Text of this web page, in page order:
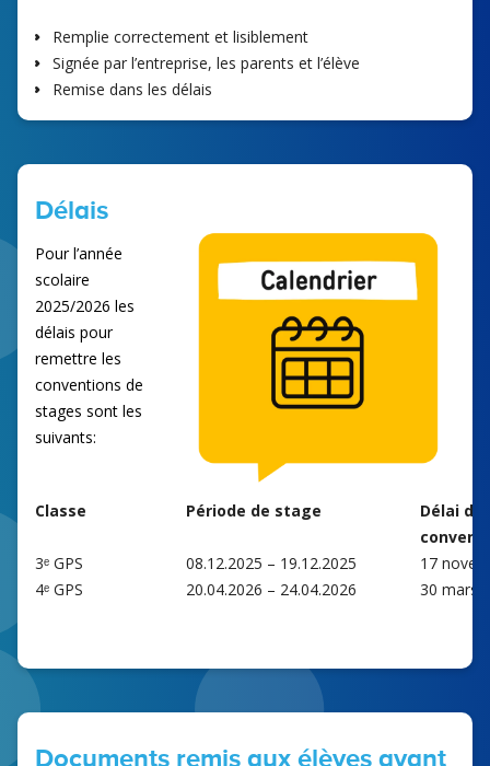
Remplie correctement et lisiblement
Signée par l’entreprise, les parents et l’élève
Remise dans les délais
Délais
Pour l’année
scolaire
2025/2026 les
délais pour
remettre les
conventions de
stages sont les
suivants:
Classe Période de stage
Délai de
3ᵉ GPS
08.12.2025 – 19.12.2025
17
4ᵉ GPS
20.04.2026 – 24.04.2026 30 mars
Documents remis aux élèves avant